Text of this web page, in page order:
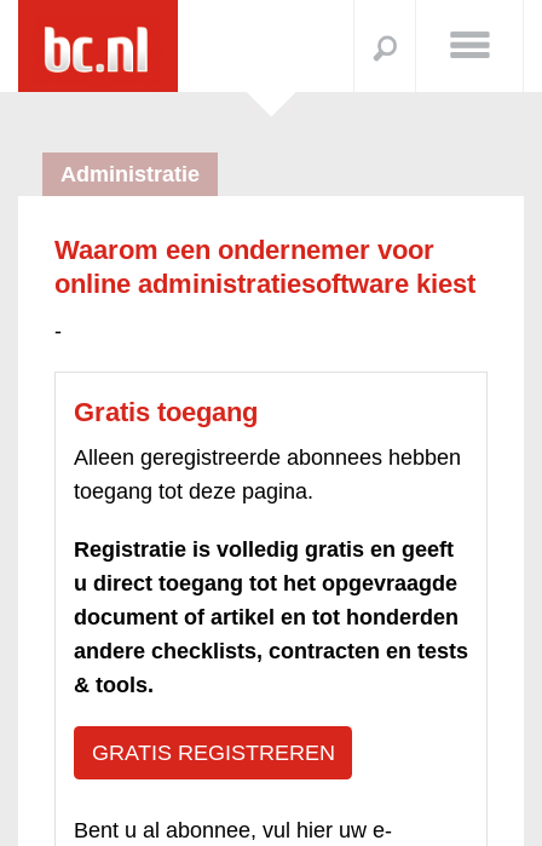
Administratie
Waarom een ondernemer voor
online administratiesoftware kiest
-
Gratis toegang
Alleen geregistreerde abonnees hebben
toegang tot deze pagina.
Registratie is volledig gratis en geeft
u direct toegang tot het opgevraagde
document of artikel en tot honderden
andere checklists, contracten en tests
& tools.
GRATIS REGISTREREN
Bent u al abonnee, vul hier uw e-